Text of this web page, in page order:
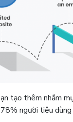
tạo thêm nhắm
người tiêu